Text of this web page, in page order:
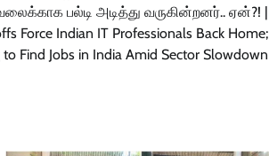
பல்டி அடித்து வருகின்றனர்.. ஏன்?! |
Force Indian IT Professionals Back Home;
to Find Jobs in India Amid Sector Slowdown